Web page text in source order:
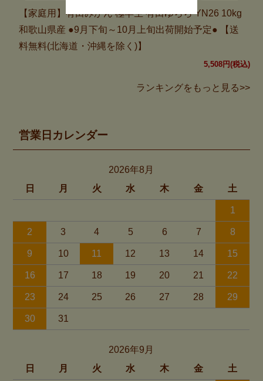
【家庭用】有田みかん 極早生 有田ゆらら YN26 10kg
和歌山県産 ●9月下旬～10月上旬出荷開始予定● 【送
料無料(北海道・沖縄を除く)】
5,508円(税込)
ランキングをもっと見る>>
営業日カレンダー
2026年8月
日
月 火 水 木 金 土
1
2 3 4 5 6 7 8
9 10 11 12 13 14 15
16 17 18 19 20 21 22
23 24 25 26 27 28 29
30 31
2026年9月
日
月 火 水 木 金 土